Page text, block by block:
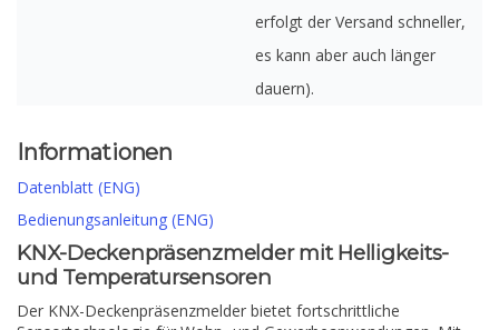
erfolgt der Versand schneller,
es kann aber auch länger
dauern).
Informationen
Datenblatt (ENG)
Bedienungsanleitung (ENG)
KNX-Deckenpräsenzmelder mit Helligkeits-
und Temperatursensoren
Der KNX-Deckenpräsenzmelder bietet fortschrittliche